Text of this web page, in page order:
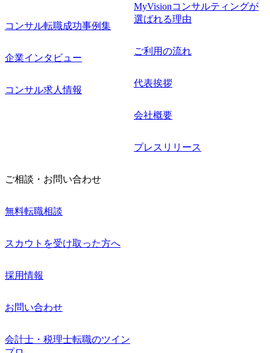
コンサル転職成功事例集
企業インタビュー
コンサル求人情報
MyVisionコンサルティングが
選ばれる理由
ご利用の流れ
代表挨拶
会社概要
プレスリリース
ご相談・お問い合わせ
無料転職相談
スカウトを受け取った方へ
採用情報
お問い合わせ
会計士・税理士転職のツイン